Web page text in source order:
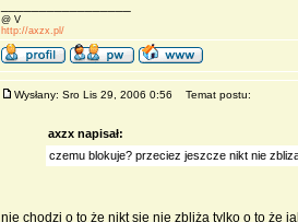
@ V
http://axzx.pl/
Wysłany: Sro Lis 29, 2006 0:56 Temat postu:
axzx napisał:
czemu blokuje? przeciez jeszcze nikt nie
nie chodzi o to że nikt się nie zbliża tylko o to że